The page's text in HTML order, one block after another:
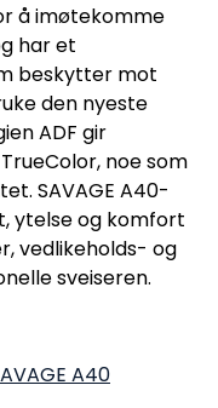
å imøtekomme
har et
beskytter mot
den nyeste
ADF gir
noe som
SAVAGE A40-
ytelse og komfort
vedlikeholds- og
sveiseren.
A40